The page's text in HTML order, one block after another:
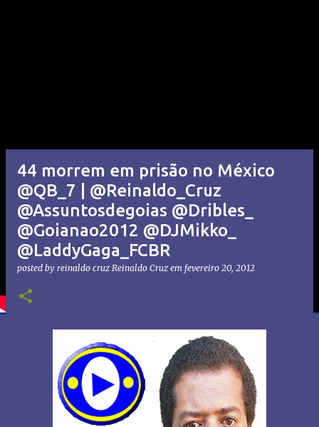
44 morrem em prisão no México
@QB_7 | @Reinaldo_Cruz
@Assuntosdegoias @Dribles_
@Goianao2012 @DJMikko_
@LaddyGaga_FCBR
posted by reinaldo cruz Reinaldo Cruz em fevereiro 20, 2012